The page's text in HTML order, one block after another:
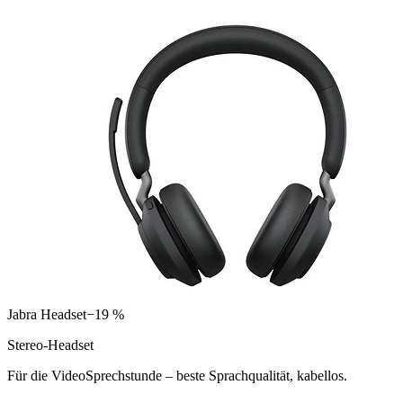
Jabra Headset−19 %
Stereo-Headset
Für die VideoSprechstunde – beste Sprachqualität, kabellos.